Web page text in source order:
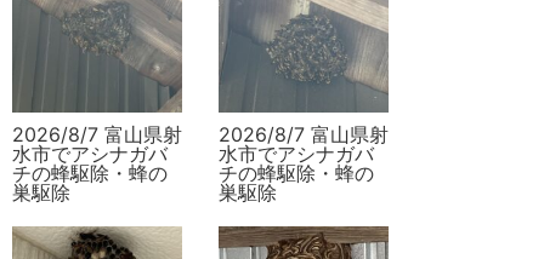
2026/8/7 富山県射
水市でアシナガバ
チの蜂駆除・蜂の
巣駆除
2026/8/7 富山県射
水市でアシナガバ
チの蜂駆除・蜂の
巣駆除